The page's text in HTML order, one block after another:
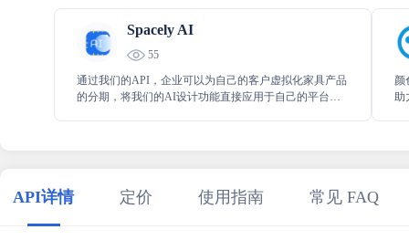
Spacely AI
55
通过我们的API，企业可以为自己的客户虚拟化家具产品
的分期，将我们的AI设计功能直接应用于自己的平台，
颜
助
API详情 定价 使用指南 常见 FAQ